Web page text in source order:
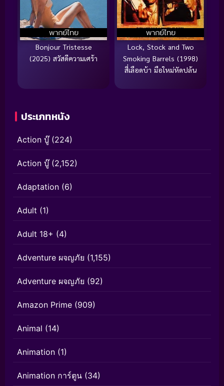
พากย์ไทย
Bonjour Tristesse
(2025) สวัสดีความเศร้า
พากย์ไทย
Lock, Stock and Two
Smoking Barrels (1998)
สี่เลือดบ้า มือใหม่หัดปล้น
ประเภทหนัง
Action บู๊(224)
Action บู๊(2,152)
Adaptation (6)
Adult (1)
Adult 18+ (4)
Adventure ผจญภัย (1,155)
Adventure ผจญภัย (92)
Amazon Prime (909)
Animal (14)
Animation (1)
Animation การ์ตูน (34)